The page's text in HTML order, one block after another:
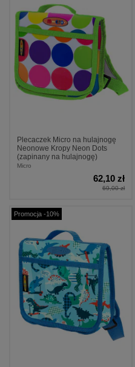
Plecaczek Micro na hulajnogę
Neonowe Kropy Neon Dots
(zapinany na hulajnogę)
Micro
62,10 zł
69,00 zł
Promocja -10%